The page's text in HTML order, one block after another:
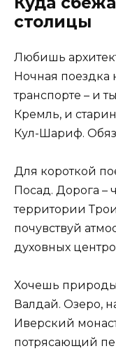
столицы
Любишь
Ночная поездка
транспорте – и
Кремль, и
Кул-Шариф.
Для короткой
Посад. Дорога –
территории
почувствуй
духовных
Хочешь
Валдай. Озеро,
Иверский
потрясающий